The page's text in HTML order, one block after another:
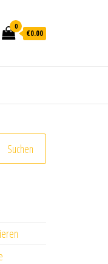
0
€0.00
Suchen